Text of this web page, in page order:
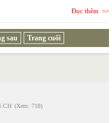
Đọc thêm
sau Trang cuối
CH (Xem: 718)